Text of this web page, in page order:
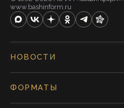
www.bashinform.ru
НОВОСТИ
ФОРМАТЫ